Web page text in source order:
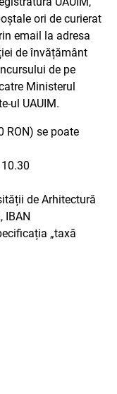
ori de curierat
email la adresa
de învățământ
de pe
Ministerul
ul UAUIM.
RON) se poate
de Arhitectură
IBAN
„taxă